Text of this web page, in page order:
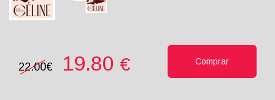
22.00€ 19.80 € Comprar